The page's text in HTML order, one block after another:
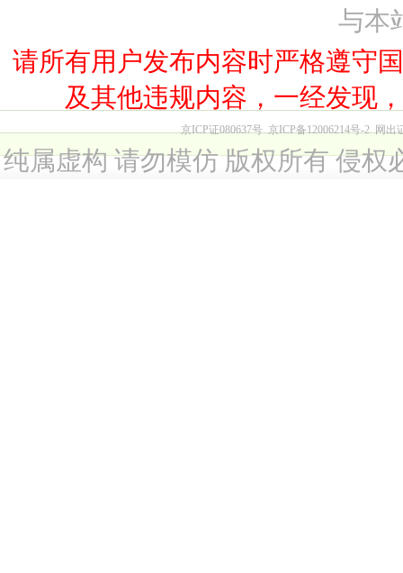
与本
请所有用户发布内容时严格遵守
及其他违规内容，一经发现
京ICP证080637号 京ICP备12006214号-2 网出
纯属虚构 请勿模仿 版权所有 侵权